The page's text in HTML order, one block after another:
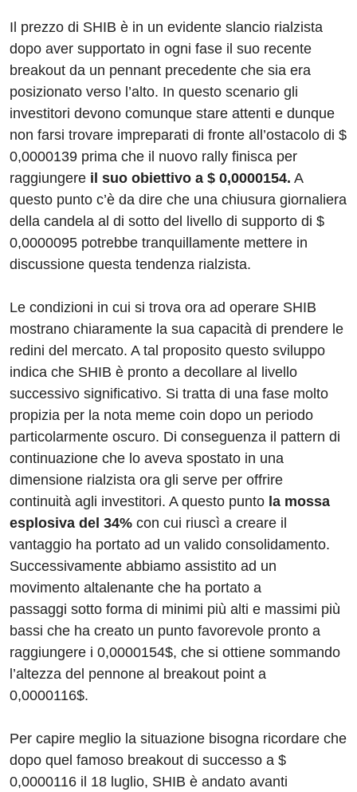
Il prezzo di SHIB è in un evidente slancio rialzista
dopo aver supportato in ogni fase il suo recente
breakout da un pennant precedente che sia era
posizionato verso l’alto. In questo scenario gli
investitori devono comunque stare attenti e dunque
non farsi trovare impreparati di fronte all’ostacolo di $
0,0000139 prima che il nuovo rally finisca per
raggiungere il suo obiettivo a $ 0,0000154. A
questo punto c’è da dire che una chiusura giornaliera
della candela al di sotto del livello di supporto di $
0,0000095 potrebbe tranquillamente mettere in
discussione questa tendenza rialzista.
Le condizioni in cui si trova ora ad operare SHIB
mostrano chiaramente la sua capacità di prendere le
redini del mercato. A tal proposito questo sviluppo
indica che SHIB è pronto a decollare al livello
successivo significativo. Si tratta di una fase molto
propizia per la nota meme coin dopo un periodo
particolarmente oscuro. Di conseguenza il pattern di
continuazione che lo aveva spostato in una
dimensione rialzista ora gli serve per offrire
continuità agli investitori. A questo punto la mossa
esplosiva del 34% con cui riuscì a creare il
vantaggio ha portato ad un valido consolidamento.
Successivamente abbiamo assistito ad un
movimento altalenante che ha portato a
passaggi sotto forma di minimi più alti e massimi più
bassi che ha creato un punto favorevole pronto a
raggiungere i 0,0000154$, che si ottiene sommando
l’altezza del pennone al breakout point a
0,0000116$.
Per capire meglio la situazione bisogna ricordare che
dopo quel famoso breakout di successo a $
0,0000116 il 18 luglio, SHIB è andato avanti